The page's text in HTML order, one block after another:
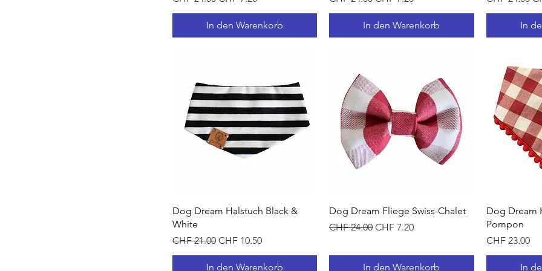
In den Warenkorb In den Warenkorb In
Schnellansicht
Dog Dream Halstuch Black &
White
Standardpreis
CHF 21.00 Sale-Preis
CHF 10.50
In den Warenkorb
Schnellansicht
Dog Dream Fliege Swiss-Chalet
Standardpreis
CHF 24.00 Sale-Preis
CHF 7.20
In den Warenkorb
Dog Dream
Pompon
Preis
CHF 23.00
In